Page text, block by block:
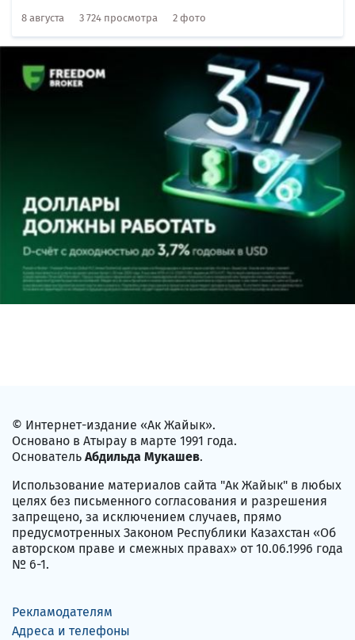
8 августа 3 724 просмотра 2 фото
© Интернет-издание «Ак Жайык».
Основано в Атырау в марте 1991 года.
Основатель Абдильда Мукашев.
Использование материалов сайта "Ак Жайык" в любых
целях без письменного согласования и разрешения
запрещено, за исключением случаев, прямо
предусмотренных Законом Республики Казахстан «Об
авторском праве и смежных правах» от 10.06.1996 года
№ 6-1.
Рекламодателям
Адреса и телефоны